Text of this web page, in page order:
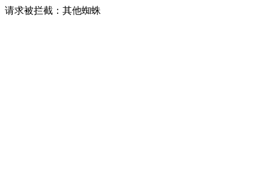
请求被拦截：其他蜘蛛